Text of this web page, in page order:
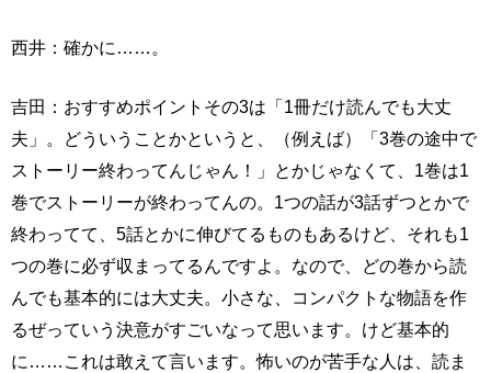
西井：確かに……。
吉田：おすすめポイントその3は「1冊だけ読んでも大丈
夫」。どういうことかというと、（例えば）「3巻の途中で
ストーリー終わってんじゃん！」とかじゃなくて、1巻は1
巻でストーリーが終わってんの。1つの話が3話ずつとかで
終わってて、5話とかに伸びてるものもあるけど、それも1
つの巻に必ず収まってるんですよ。なので、どの巻から読
んでも基本的には大丈夫。小さな、コンパクトな物語を作
るぜっていう決意がすごいなって思います。けど基本的
に……これは敢えて言います。怖いのが苦手な人は、読ま